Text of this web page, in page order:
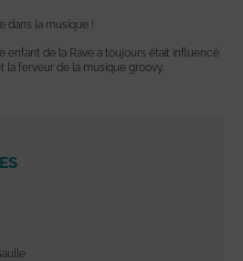
dans la musique !
enfant de la Rave a toujours était influencé
la ferveur de la musique groovy.